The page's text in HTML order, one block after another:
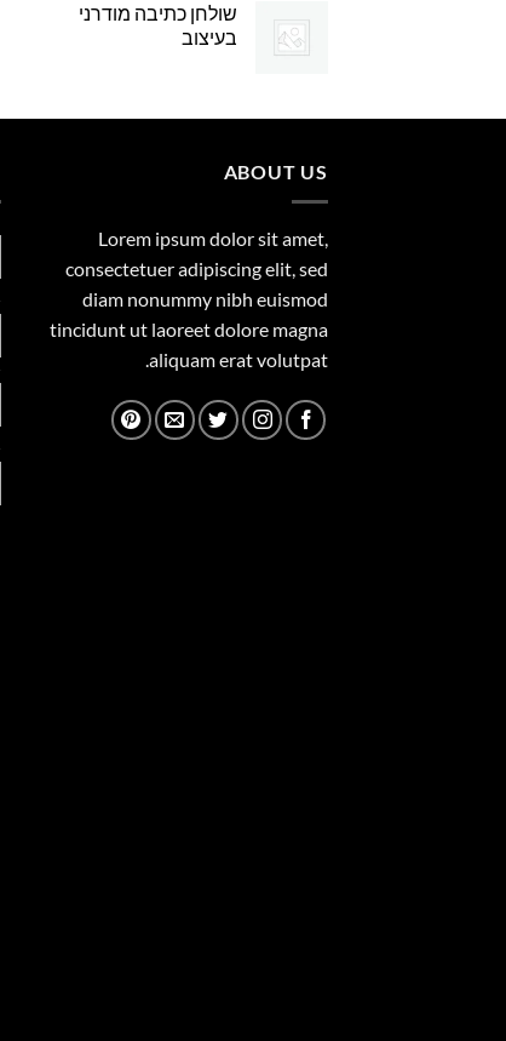
שולחן כתיבה מודרני
בעיצוב
ABOUT US
Lorem ipsum dolor sit amet,
consectetuer adipiscing elit, sed
diam nonummy nibh euismod
tincidunt ut laoreet dolore magna
aliquam erat volutpat.